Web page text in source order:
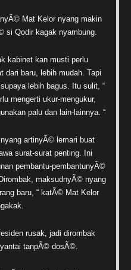
Mat Kelor nyang makin
si Qodir kagak nyambung.
kabinet kan musti perlu
dari baru, lebih mudah. Tapi
lebih bagus. Itu sulit, “
mengerti ukur-mengukur,
palu dan lain-lainnya. “
artinyÃ© lemari buat
surat-surat penting. Ini
pembantu-pembantunyÃ©
maksudnyÃ© nyang
baru, “ katÃ© Mat Kelor
rusak, jadi dirombak
tanpÃ© dosÃ©.